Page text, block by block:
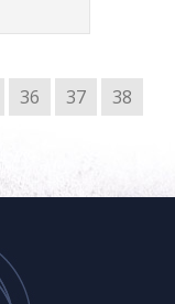
36 37
38